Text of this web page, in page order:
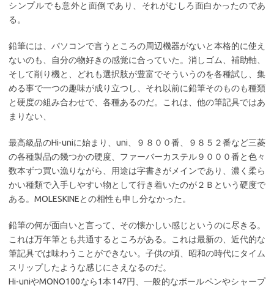
シンプルでも意外と面倒であり、それがむしろ面白かったのであ
る。
鉛筆には、パソコンで言うところの周辺機器がないと本格的に使え
ないのも、自分の物好きの感覚に合っていた。消しゴム、補助軸、
そして削り機と、どれも選択肢が豊富でそういうのを各種試し、集
める事で一つの趣味が成り立つし、それ以前に鉛筆そのものも種類
と硬度の組み合わせで、各種あるのだ。これは、他の筆記具ではあ
まりない、
最高級品のHi-uniに始まり、uni、９８００番、９８５２番など三菱
の各種製品の幾つかの硬度、ファーバーカステル９０００番と色々
数本ずつ買い漁りながら、用途は字書きがメインであり、濃く柔ら
かい種類で入手しやすい物として行き着いたのが２Ｂという硬度で
ある。MOLESKINEとの相性も申し分なかった。
鉛筆の何が面白いと言って、その懐かしい感じというのに尽きる。
これは万年筆とも共通するところがある。これは最新の、近代的な
筆記具では味わうことができない。子供の頃、昭和の時代にタイム
スリップしたような感じにさえなるのだ。
Hi-uniやMONO100なら1本147円、一般的なボールペンやシャープ